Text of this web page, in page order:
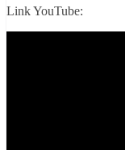
Link YouTube: